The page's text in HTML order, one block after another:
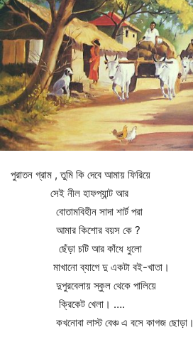
পুরাতন গ্রাম , তুমি কি দেবে আমায় ফিরিয়ে
সেই নীল হাফপ্যান্ট আর
বোতামবিহীন সাদা শার্ট পরা
আমার কিশোর বয়স কে ?
ছেঁড়া চটি আর কাঁধে ধুলো
মাখানো ব্যাগে দু একটা বই-খাতা।
দুপুরবেলায় স্কুল থেকে পালিয়ে
ক্রিকেট খেলা। ….
কখনোবা লাস্ট বেঞ্চ এ বসে কাগজ ছোড়া।